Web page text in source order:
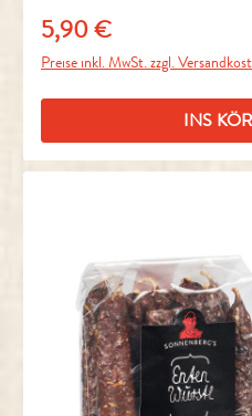
Regulärer Preis:
5,90 €
Preise inkl. MwSt. zzgl.
INS